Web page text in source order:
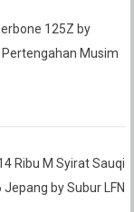
125Z by
Pertengahan Musim
Ribu M Syirat Sauqi
by Subur LFN